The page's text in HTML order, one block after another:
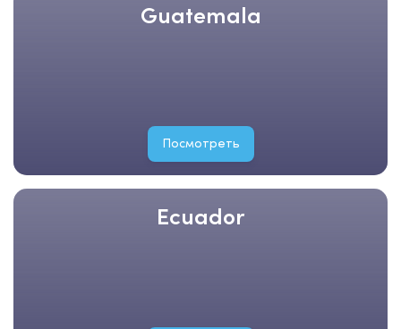
Guatemala
Посмотреть
Ecuador